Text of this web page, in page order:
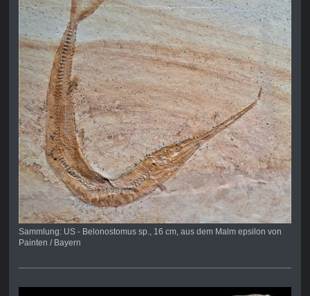
Sammlung: US - Belonostomus sp., 16 cm, aus dem Malm epsilon von
Painten / Bayern